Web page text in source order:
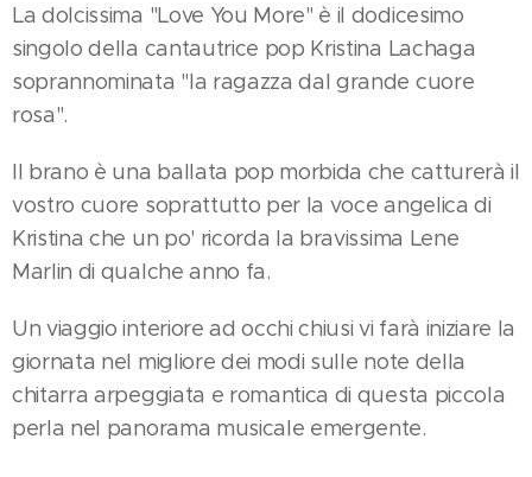
La dolcissima "Love You More" è il dodicesimo
singolo della cantautrice pop Kristina Lachaga
soprannominata "la ragazza dal grande cuore
rosa".
Il brano è una ballata pop morbida che catturerà il
vostro cuore soprattutto per la voce angelica di
Kristina che un po' ricorda la bravissima Lene
Marlin di qualche anno fa.
Un viaggio interiore ad occhi chiusi vi farà iniziare la
giornata nel migliore dei modi sulle note della
chitarra arpeggiata e romantica di questa piccola
perla nel panorama musicale emergente.